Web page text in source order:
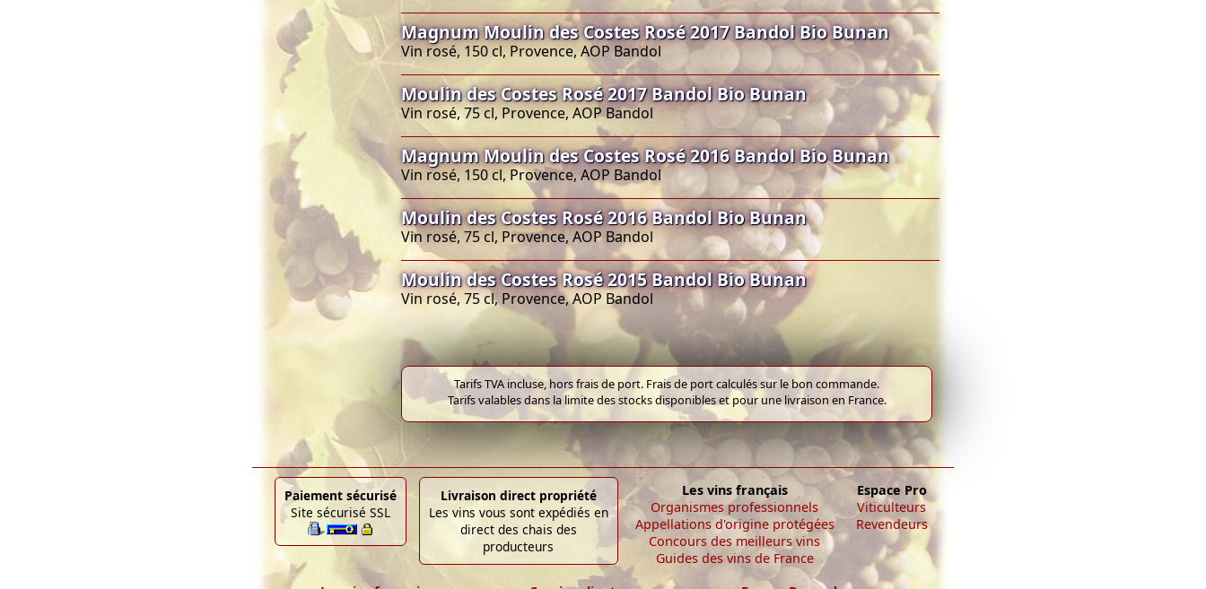
Magnum Moulin des Costes Rosé 2017 Bandol Bio Bunan
Vin rosé, 150 cl, Provence, AOP Bandol
Moulin des Costes Rosé 2017 Bandol Bio Bunan
Vin rosé, 75 cl, Provence, AOP Bandol
Magnum Moulin des Costes Rosé 2016 Bandol Bio Bunan
Vin rosé, 150 cl, Provence, AOP Bandol
Moulin des Costes Rosé 2016 Bandol Bio Bunan
Vin rosé, 75 cl, Provence, AOP Bandol
Moulin des Costes Rosé 2015 Bandol Bio Bunan
Vin rosé, 75 cl, Provence, AOP Bandol
Tarifs TVA incluse, hors frais de port. Frais de port calculés sur le bon commande.
Tarifs valables dans la limite des stocks disponibles et pour une livraison en France.
Paiement sécurisé
Site sécurisé SSL
Livraison direct propriété
Les vins vous sont expédiés en
direct des chais des
producteurs
Les vins français
Organismes professionnels
Appellations d'origine protégées
Concours des meilleurs vins
Guides des vins de France
Espace Pro
Viticulteurs
Revendeurs